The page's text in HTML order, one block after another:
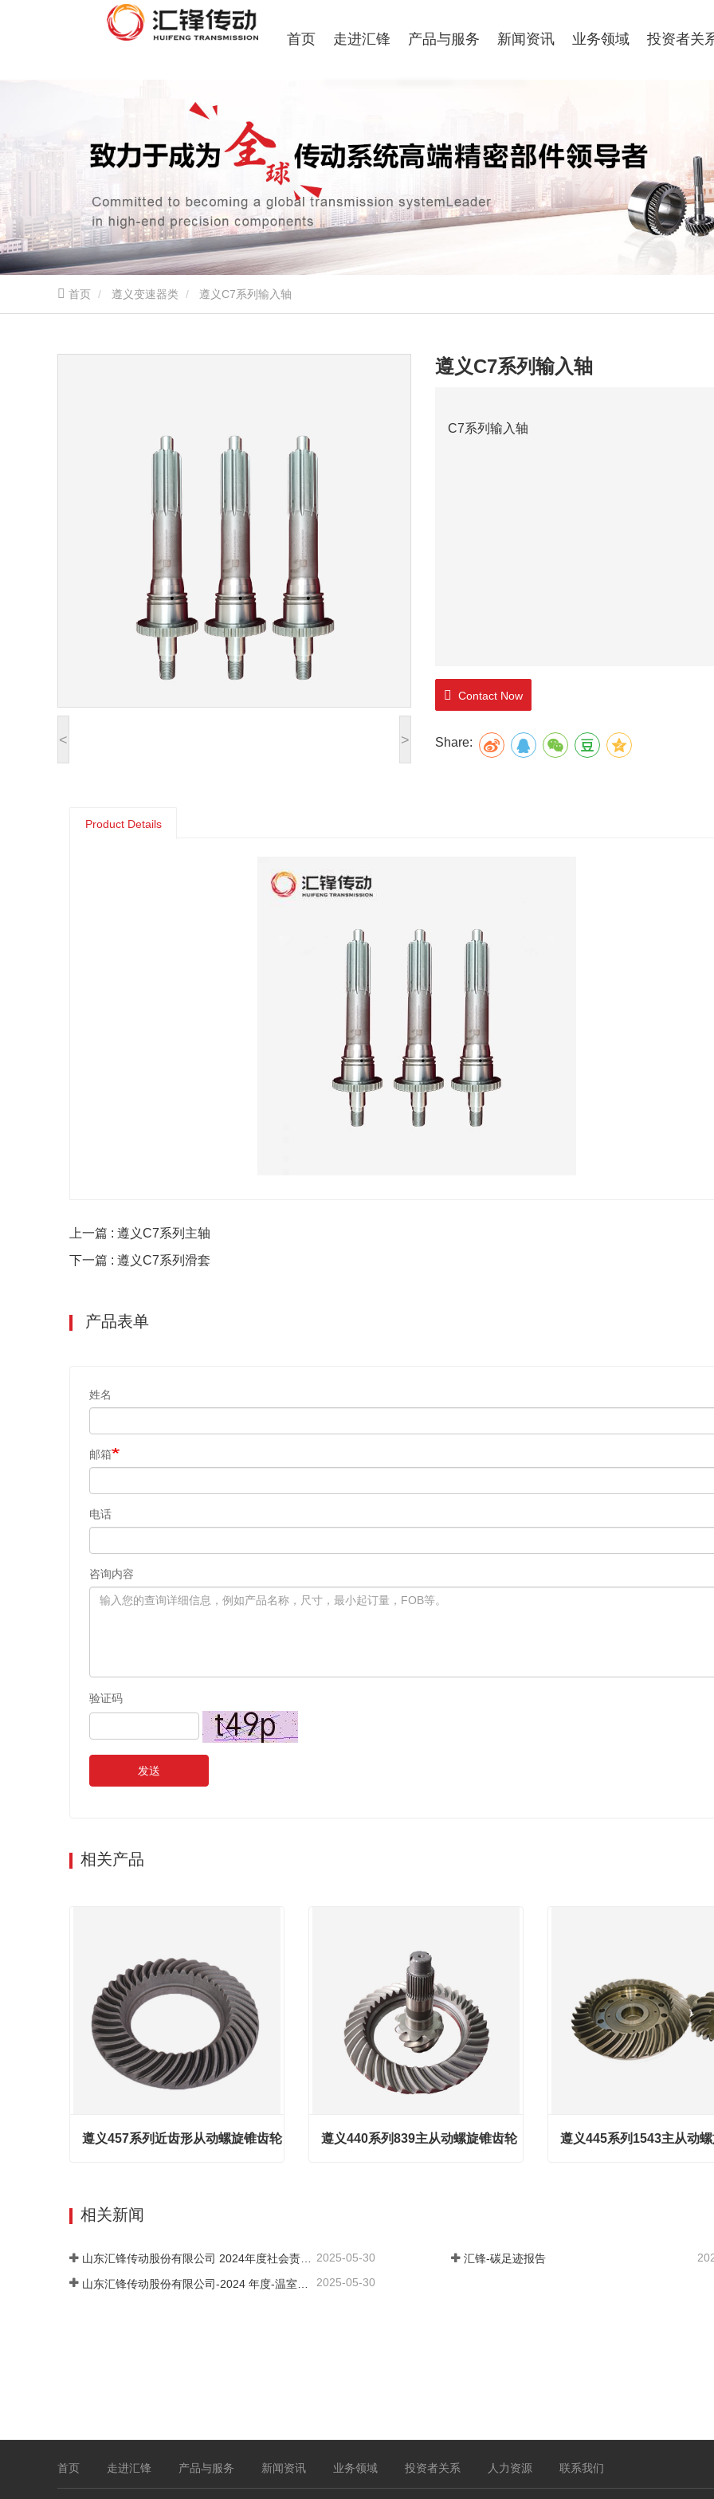
首页 走进汇锋 产品与服务 新闻资讯 业务领域 投资者关
首页 遵义变速器类 遵义C7系列输入轴
< >
遵义C7系列输入轴
C7系列输入轴
Contact Now
Share:
Product Details
上一篇 : 遵义C7系列主轴
下一篇 : 遵义C7系列滑套
产品表单
姓名
邮箱
电话
咨询内容
验证码
发送
相关产品
遵义457系列近齿形从动螺旋锥齿轮 遵义440系列839主从动螺旋锥齿轮
相关新闻
山东汇锋传动股份有限公司 2024年度社会责任报告 2025-05-30 汇锋-碳足迹报告
2025-05-30
首页 走进汇锋 产品与服务 新闻资讯 业务领域 投资者关系 人力资源 联系我们